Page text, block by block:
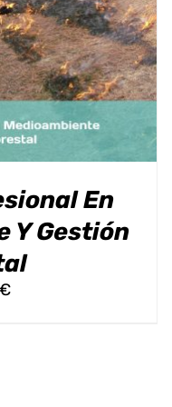
TIENE
MÚLTIPLES
VARIANTES.
LAS
OPCIONES
SE
PUEDEN
ELEGIR
LA
PÁGINA
DE
PRODUCTO
En
Y Gestión
€